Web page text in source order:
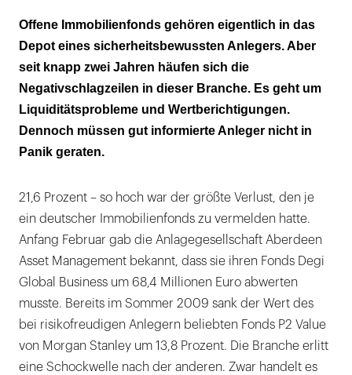
Fonds unter Druck
Objektverkäufe in Fonds
Leerstehende Immobilien
Mindesthaltefristen und Kündigungsfristen
Sicherheit über den Weg der Langfristigkeit
Offene Immobilienfonds gehören eigentlich in das
Depot eines sicherheitsbewussten Anlegers. Aber
seit knapp zwei Jahren häufen sich die
Negativschlagzeilen in dieser Branche. Es geht um
Liquiditätsprobleme und Wertberichtigungen.
Dennoch müssen gut informierte Anleger nicht in
Panik geraten.
21,6 Prozent – so hoch war der größte Verlust, den je
ein deutscher Immobilienfonds zu vermelden hatte.
Anfang Februar gab die Anlagegesellschaft Aberdeen
Asset Management bekannt, dass sie ihren Fonds Degi
Global Business um 68,4 Millionen Euro abwerten
musste. Bereits im Sommer 2009 sank der Wert des
bei risikofreudigen Anlegern beliebten Fonds P2 Value
von Morgan Stanley um 13,8 Prozent. Die Branche erlitt
eine Schockwelle nach der anderen. Zwar handelt es